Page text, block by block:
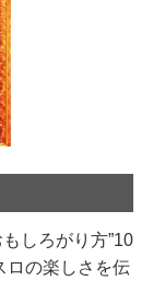
しろがり方”10
ロの楽しさを伝